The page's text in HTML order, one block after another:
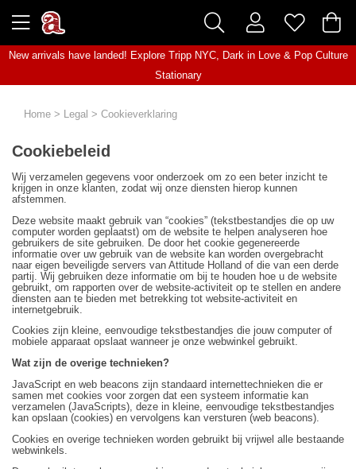
New arrivals have landed! Explore Tripp NYC, Dark in Love& Pop Culture
Stationary
Home > Legal > Cookieverklaring
Cookiebeleid
Wij verzamelen gegevens voor onderzoek om zo een beter inzicht te
krijgen in onze klanten, zodat wij onze diensten hierop kunnen
afstemmen.
Deze website maakt gebruik van “cookies” (tekstbestandjes die op uw
computer worden geplaatst) om de website te helpen analyseren hoe
gebruikers de site gebruiken. De door het cookie gegenereerde
informatie over uw gebruik van de website kan worden overgebracht
naar eigen beveiligde servers van Attitude Holland of die van een derde
partij. Wij gebruiken deze informatie om bij te houden hoe u de website
gebruikt, om rapporten over de website-activiteit op te stellen en andere
diensten aan te bieden met betrekking tot website-activiteit en
internetgebruik.
Cookies zijn kleine, eenvoudige tekstbestandjes die jouw computer of
mobiele apparaat opslaat wanneer je onze webwinkel gebruikt.
Wat zijn de overige technieken?
JavaScript en web beacons zijn standaard internettechnieken die er
samen met cookies voor zorgen dat een systeem informatie kan
verzamelen (JavaScripts), deze in kleine, eenvoudige tekstbestandjes
kan opslaan (cookies) en vervolgens kan versturen (web beacons).
Cookies en overige technieken worden gebruikt bij vrijwel alle bestaande
webwinkels.